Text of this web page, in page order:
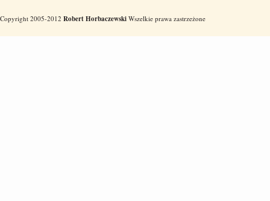
Copyright 2005-2012 Robert Horbaczewski Wszelkie prawa zastrzeżone